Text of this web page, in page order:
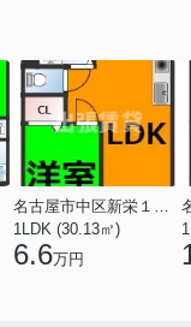
1LDK (30.13㎡)
6.6万円